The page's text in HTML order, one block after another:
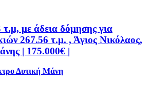
με άδεια δόμησης για
267.56 τ.μ. , Άγιος Νικόλαος,
| 175.000€ |
Δυτική Μάνη